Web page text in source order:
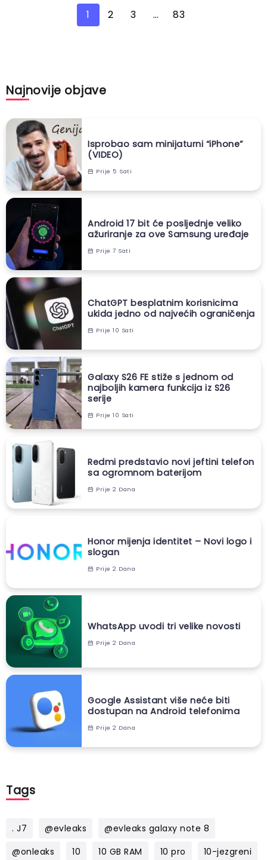
1 2 3 … 83
Najnovije objave
Isprobao sam minijaturni “iPhone”
(VIDEO)
Prije 5 Sati
Android 17 bit će posljednje veliko
ažuriranje za ove Samsung uređaje
Prije 7 Sati
ChatGPT besplatnim korisnicima
ukida jedno od najvećih ograničenja
Prije 10 Sati
Galaxy S26 FE stiže s jednom od
najboljih kamera funkcija iz S26
serije
Prije 10 Sati
Redmi predstavio novi jeftini telefon
sa ogromnom baterijom
Prije 2 Dana
Honor mijenja identitet – Novi logo i
slogan
Prije 2 Dana
WhatsApp uvodi tri velike novosti
Prije 2 Dana
Google Assistant više neće biti
dostupan na Android telefonima
Prije 2 Dana
Tags
. J7 @evleaks
@evleaks galaxy note 8
@onleaks
10 10 GB RAM 10 pro
10-jezgreni